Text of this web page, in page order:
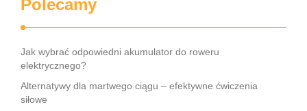
Polecamy
Jak wybrać odpowiedni akumulator do roweru
elektrycznego?
Alternatywy dla martwego ciągu – efektywne ćwiczenia
siłowe